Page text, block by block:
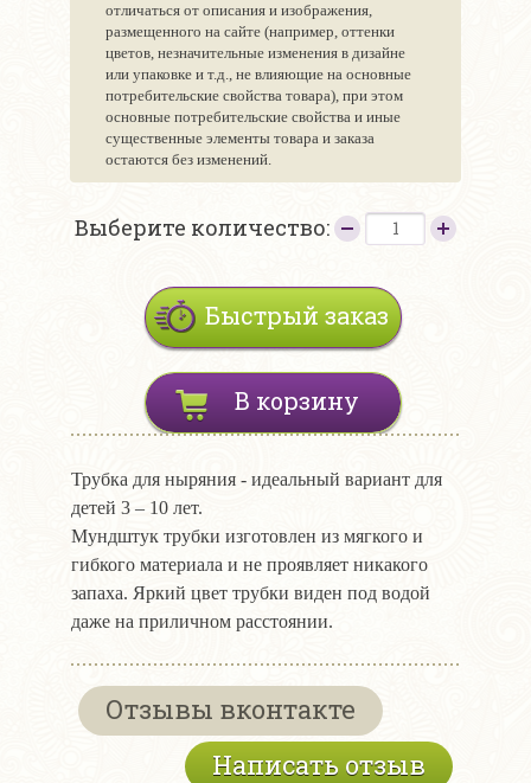
отличаться от описания и изображения,
размещенного на сайте (например, оттенки
цветов, незначительные изменения в дизайне
или упаковке и т.д., не влияющие на основные
потребительские свойства товара), при этом
основные потребительские свойства и иные
существенные элементы товара и заказа
остаются без изменений.
Выберите количество:
Быстрый заказ
В корзину
Трубка для ныряния - идеальный вариант для
детей 3 – 10 лет.
Мундштук трубки изготовлен из мягкого и
гибкого материала и не проявляет никакого
запаха. Яркий цвет трубки виден под водой
даже на приличном расстоянии.
Отзывы вконтакте
Написать отзыв